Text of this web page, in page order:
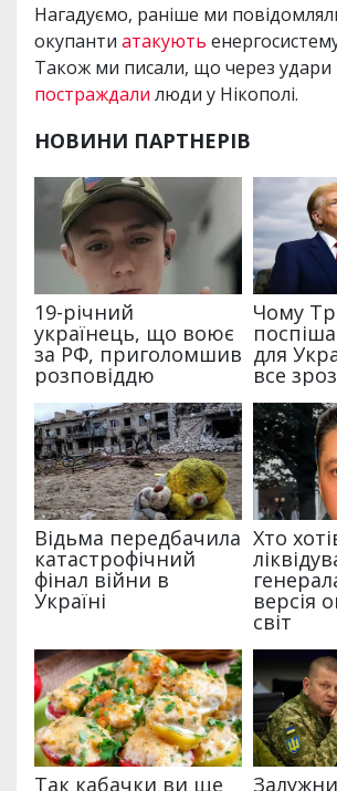
Нагадуємо, раніше ми
окупанти атакують
Також ми писали, що через удари
постраждали люди у Нікополі.